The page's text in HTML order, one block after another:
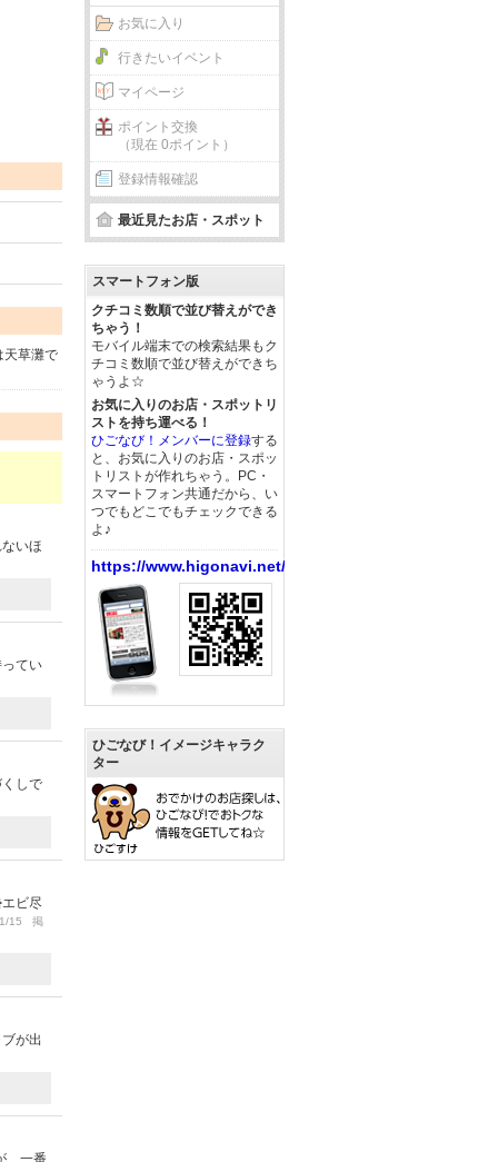
天草灘で
いほ
てい
しで
ビ尽
15 掲
が出
、一番
お気に入り
行きたいイベント
マイページ
ポイント交換
（現在 0ポイント）
登録情報確認
最近見たお店・スポット
スマートフォン版
クチコミ数順で並び替えができ
ちゃう！
モバイル端末での検索結果もク
チコミ数順で並び替えができち
ゃうよ☆
お気に入りのお店・スポットリ
ストを持ち運べる！
ひごなび！メンバーに登録する
と、お気に入りのお店・スポッ
トリストが作れちゃう。PC・
スマートフォン共通だから、い
つでもどこでもチェックできる
よ♪
https://www.higonavi.net/
ひごなび！イメージキャラク
ター